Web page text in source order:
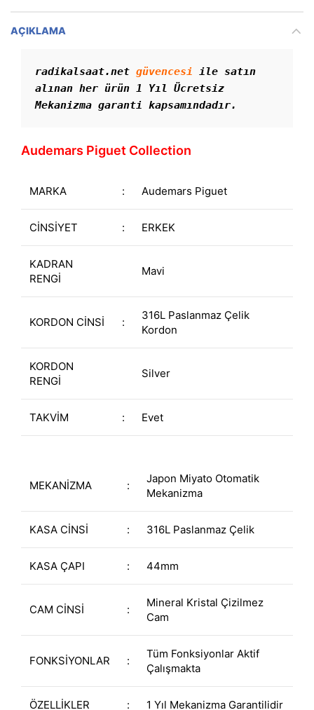
AÇIKLAMA
radikalsaat.net güvencesi ile satın
alınan her ürün 1 Yıl Ücretsiz
Mekanizma garanti kapsamındadır.
Audemars Piguet Collection
MARKA : Audemars Piguet
CİNSİYET : ERKEK
KADRAN
RENGİ
Mavi
KORDON CİNSİ :
316L Paslanmaz Çelik
Kordon
KORDON
RENGİ
Silver
TAKVİM : Evet
MEKANİZMA :
Japon Miyato Otomatik
Mekanizma
KASA CİNSİ : 316L Paslanmaz Çelik
KASA ÇAPI : 44mm
CAM CİNSİ :
Mineral Kristal Çizilmez
Cam
FONKSİYONLAR :
Tüm Fonksiyonlar Aktif
Çalışmakta
ÖZELLİKLER : 1 Yıl Mekanizma Garantilidir